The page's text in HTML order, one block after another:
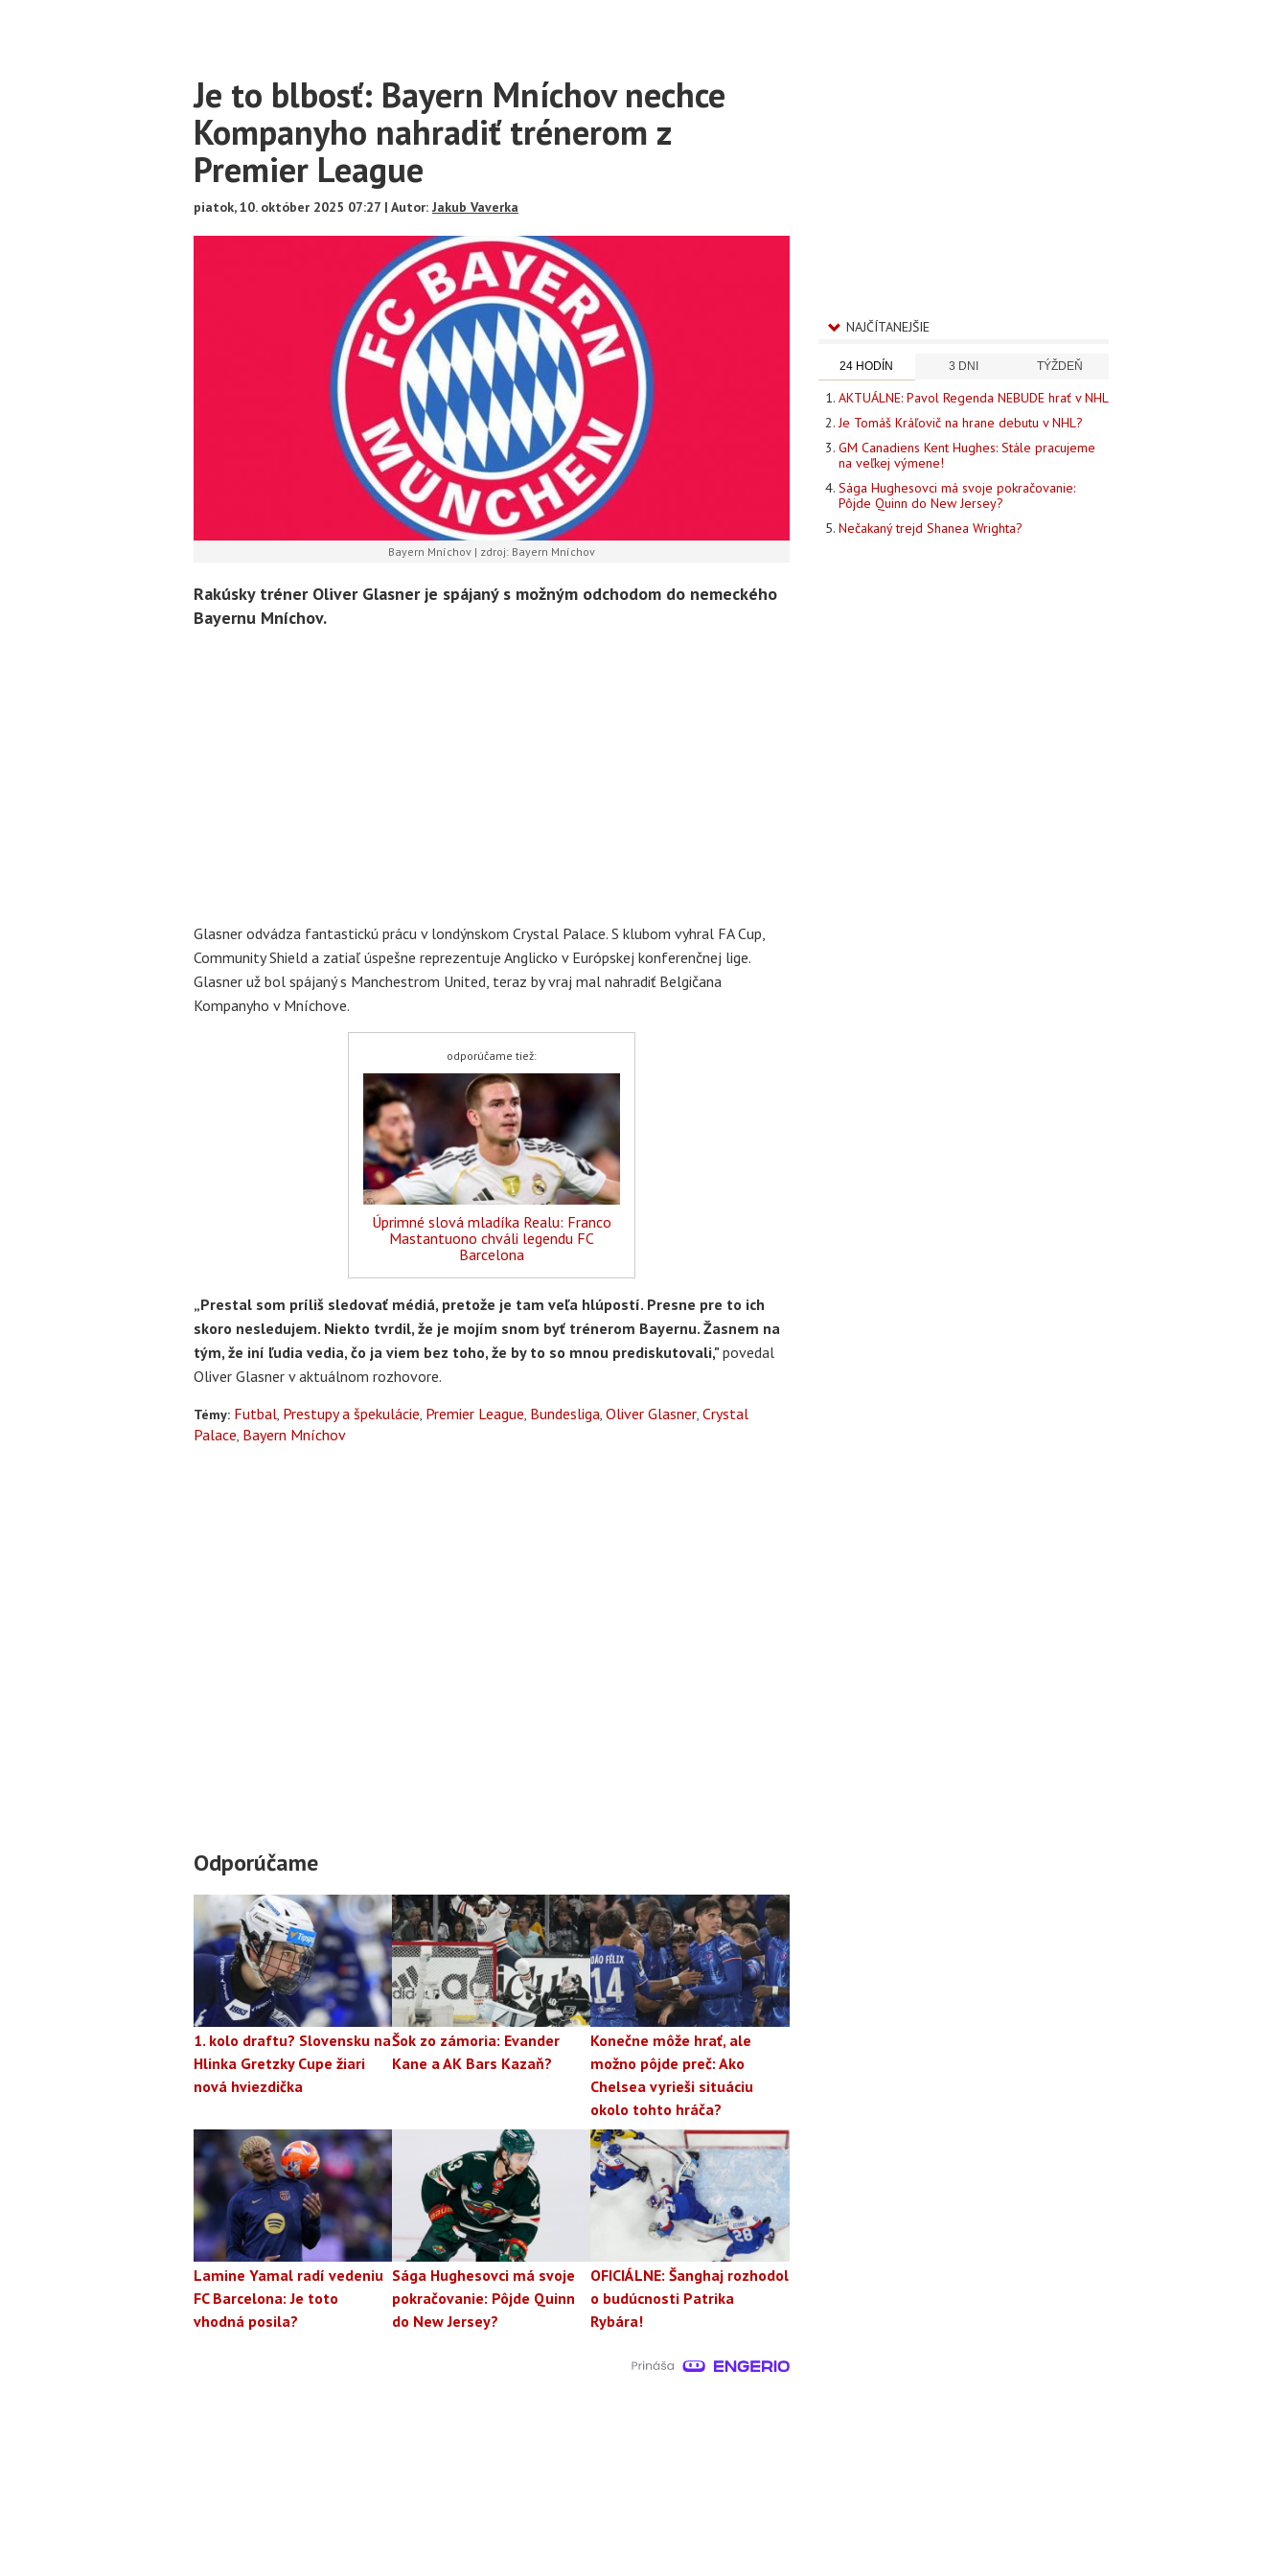
Main
Content
Je to blbosť: Bayern Mníchov nechce
Kompanyho nahradiť trénerom z
Premier League
piatok, 10. október 2025 07:27 | Autor: Jakub Vaverka
Bayern Mníchov | zdroj: Bayern Mníchov
Rakúsky tréner Oliver Glasner je spájaný s možným odchodom do nemeckého
Bayernu Mníchov.
Glasner odvádza fantastickú prácu v londýnskom Crystal Palace. S klubom vyhral FA Cup,
Community Shield a zatiaľ úspešne reprezentuje Anglicko v Európskej konferenčnej lige.
Glasner už bol spájaný s Manchestrom United, teraz by vraj mal nahradiť Belgičana
Kompanyho v Mníchove.
odporúčame tiež:
Úprimné slová mladíka Realu: Franco
Mastantuono chváli legendu FC
Barcelona
„Prestal som príliš sledovať médiá, pretože je tam veľa hlúpostí. Presne pre to ich
skoro nesledujem. Niekto tvrdil, že je mojím snom byť trénerom Bayernu. Žasnem na
tým, že iní ľudia vedia, čo ja viem bez toho, že by to so mnou prediskutovali,"povedal
Oliver Glasner v aktuálnom rozhovore.
Témy: Futbal Prestupy a špekulácie Premier League Bundesliga Oliver Glasner Crystal
Palace Bayern Mníchov
Odporúčame
1. kolo draftu? Slovensku na
Hlinka Gretzky Cupe žiari
nová hviezdička
Šok zo zámoria: Evander
Kane a AK Bars Kazaň?
Konečne môže hrať, ale
možno pôjde preč: Ako
Chelsea vyrieši situáciu
okolo tohto hráča?
Lamine Yamal radí vedeniu
FC Barcelona: Je toto
vhodná posila?
Sága Hughesovci má svoje
pokračovanie: Pôjde Quinn
do New Jersey?
OFICIÁLNE: Šanghaj rozhodol
o budúcnosti Patrika
Rybára!
NAJČÍTANEJŠIE
24 HODÍN 3 DNI TÝŽDEŇ
AKTUÁLNE: Pavol Regenda NEBUDE hrať v NHL
Je Tomáš Kráľovič na hrane debutu v NHL?
GM Canadiens Kent Hughes: Stále pracujeme
na veľkej výmene!
Sága Hughesovci má svoje pokračovanie:
Pôjde Quinn do New Jersey?
Nečakaný trejd Shanea Wrighta?